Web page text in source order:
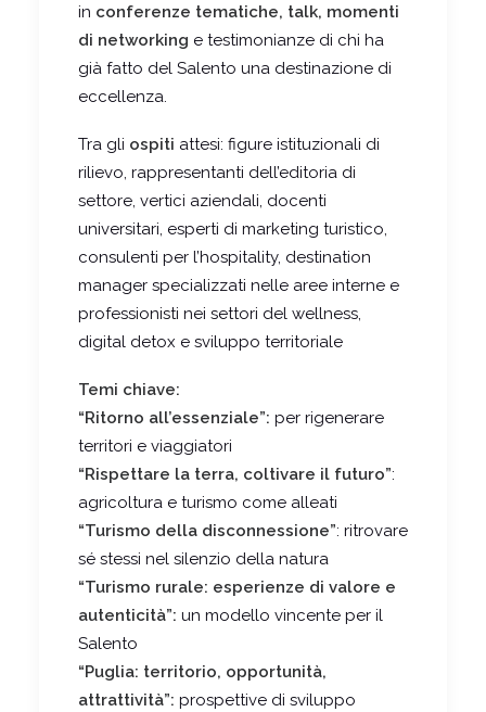
in conferenze tematiche, talk, momenti
di networking e testimonianze di chi ha
già fatto del Salento una destinazione di
eccellenza.
Tra gli ospiti attesi: figure istituzionali di
rilievo, rappresentanti dell’editoria di
settore, vertici aziendali, docenti
universitari, esperti di marketing turistico,
consulenti per l’hospitality, destination
manager specializzati nelle aree interne e
professionisti nei settori del wellness,
digital detox e sviluppo territoriale
Temi chiave:
“Ritorno all’essenziale”: per rigenerare
territori e viaggiatori
“Rispettare la terra, coltivare il futuro”:
agricoltura e turismo come alleati
“Turismo della disconnessione”: ritrovare
sé stessi nel silenzio della natura
“Turismo rurale: esperienze di valore e
autenticità”: un modello vincente per il
Salento
“Puglia: territorio, opportunità,
attrattività”: prospettive di sviluppo